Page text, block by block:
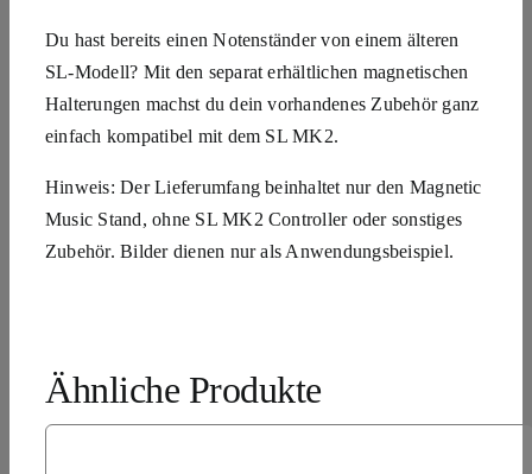
Du hast bereits einen Notenständer von einem älteren
SL-Modell? Mit den separat erhältlichen magnetischen
Halterungen machst du dein vorhandenes Zubehör ganz
einfach kompatibel mit dem SL MK2.
Hinweis: Der Lieferumfang beinhaltet nur den Magnetic
Music Stand,ohne SL MK2 Controller oder sonstiges
Zubehör. Bilder dienen nur als Anwendungsbeispiel.
Ähnliche Produkte